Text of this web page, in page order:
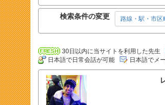
検索条件の変更 路線・駅・市区
30日以内に当サイトを利用した先生
日本語で日常会話が可能
日本語でメ